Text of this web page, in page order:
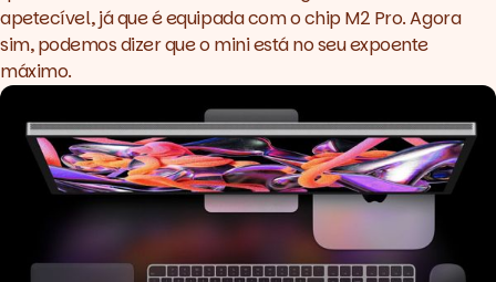
apetecível, já que é equipada com o chip M2 Pro. Agora
sim, podemos dizer que o mini está no seu expoente
máximo.